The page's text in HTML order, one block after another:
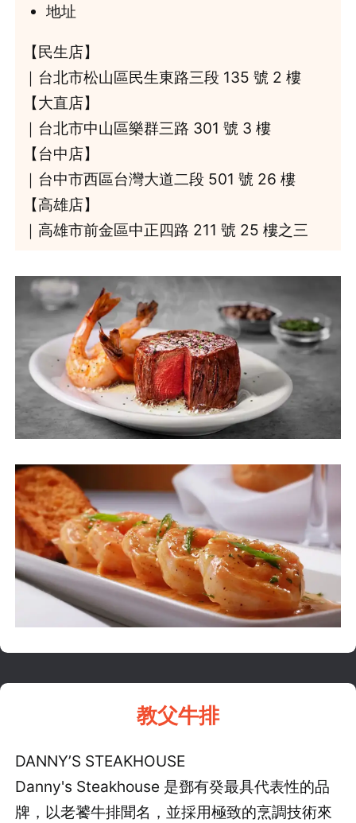
地址
【民生店】
｜台北市松山區民生東路三段 135 號 2 樓
【大直店】
｜台北市中山區樂群三路 301 號 3 樓
【台中店】
｜台中市西區台灣大道二段 501 號 26 樓
【高雄店】
｜高雄市前金區中正四路 211 號 25 樓之三
教父牛排
DANNY’S STEAKHOUSE
Danny's Steakhouse 是鄧有癸最具代表性的品
牌，以老饕牛排聞名，並採用極致的烹調技術來